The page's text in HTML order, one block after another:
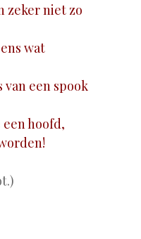
zeker niet zo
wat
van een spook
een hoofd,